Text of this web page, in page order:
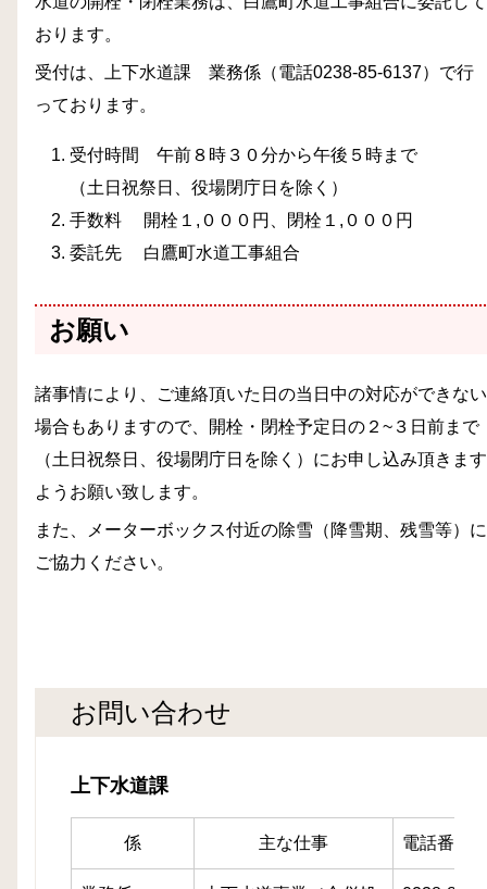
おります。
受付は、上下水道課 業務係（電話0238-85-6137）で行
っております。
受付時間 午前８時３０分から午後５時まで
（土日祝祭日、役場閉庁日を除く）
手数料 開栓１,０００円、閉栓１,０００円
委託先 白鷹町水道工事組合
お願い
諸事情により、ご連絡頂いた日の当日中の対応ができない
場合もありますので、開栓・閉栓予定日の２~３日前まで
（土日祝祭日、役場閉庁日を除く）にお申し込み頂きます
ようお願い致します。
また、メーターボックス付近の除雪（降雪期、残雪等）に
ご協力ください。
お問い合わせ
上下水道課
係 主な仕事 電話番号